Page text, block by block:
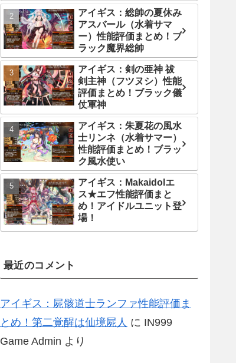
アイギス：総帥の夏休み
アスバール（水着サマ
ー）性能評価まとめ！ブ
ラック魔界総帥
アイギス：剣の亜神 祓
剣主神（フツヌシ）性能
評価まとめ！ブラック儀
仗軍神
アイギス：朱夏花の風水
士リンネ（水着サマー）
性能評価まとめ！ブラッ
ク風水使い
アイギス：Makaidolエ
ス★エフ性能評価まと
め！アイドルユニット登
場！
最近のコメント
アイギス：屍骸道士ランファ性能評価ま
とめ！第二覚醒は仙境屍人 に IN999
Game Admin より